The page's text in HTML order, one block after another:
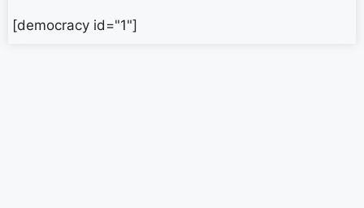
[democracy id="1"]